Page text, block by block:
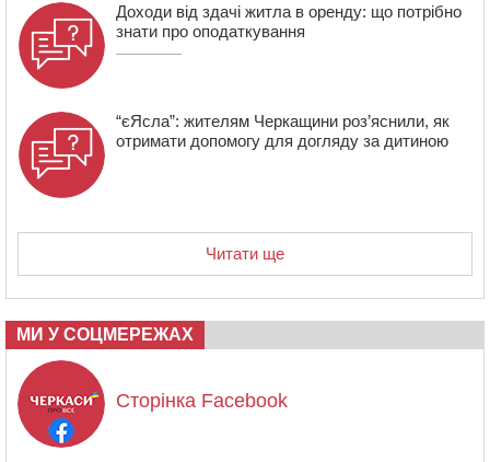
Доходи від здачі житла в оренду: що потрібно
знати про оподаткування
“єЯсла”: жителям Черкащини роз’яснили, як
отримати допомогу для догляду за дитиною
Читати ще
МИ У СОЦМЕРЕЖАХ
Сторінка Facebook